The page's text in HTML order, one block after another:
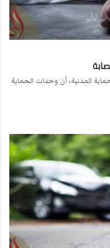
المدنية، أن وحدات الحماية